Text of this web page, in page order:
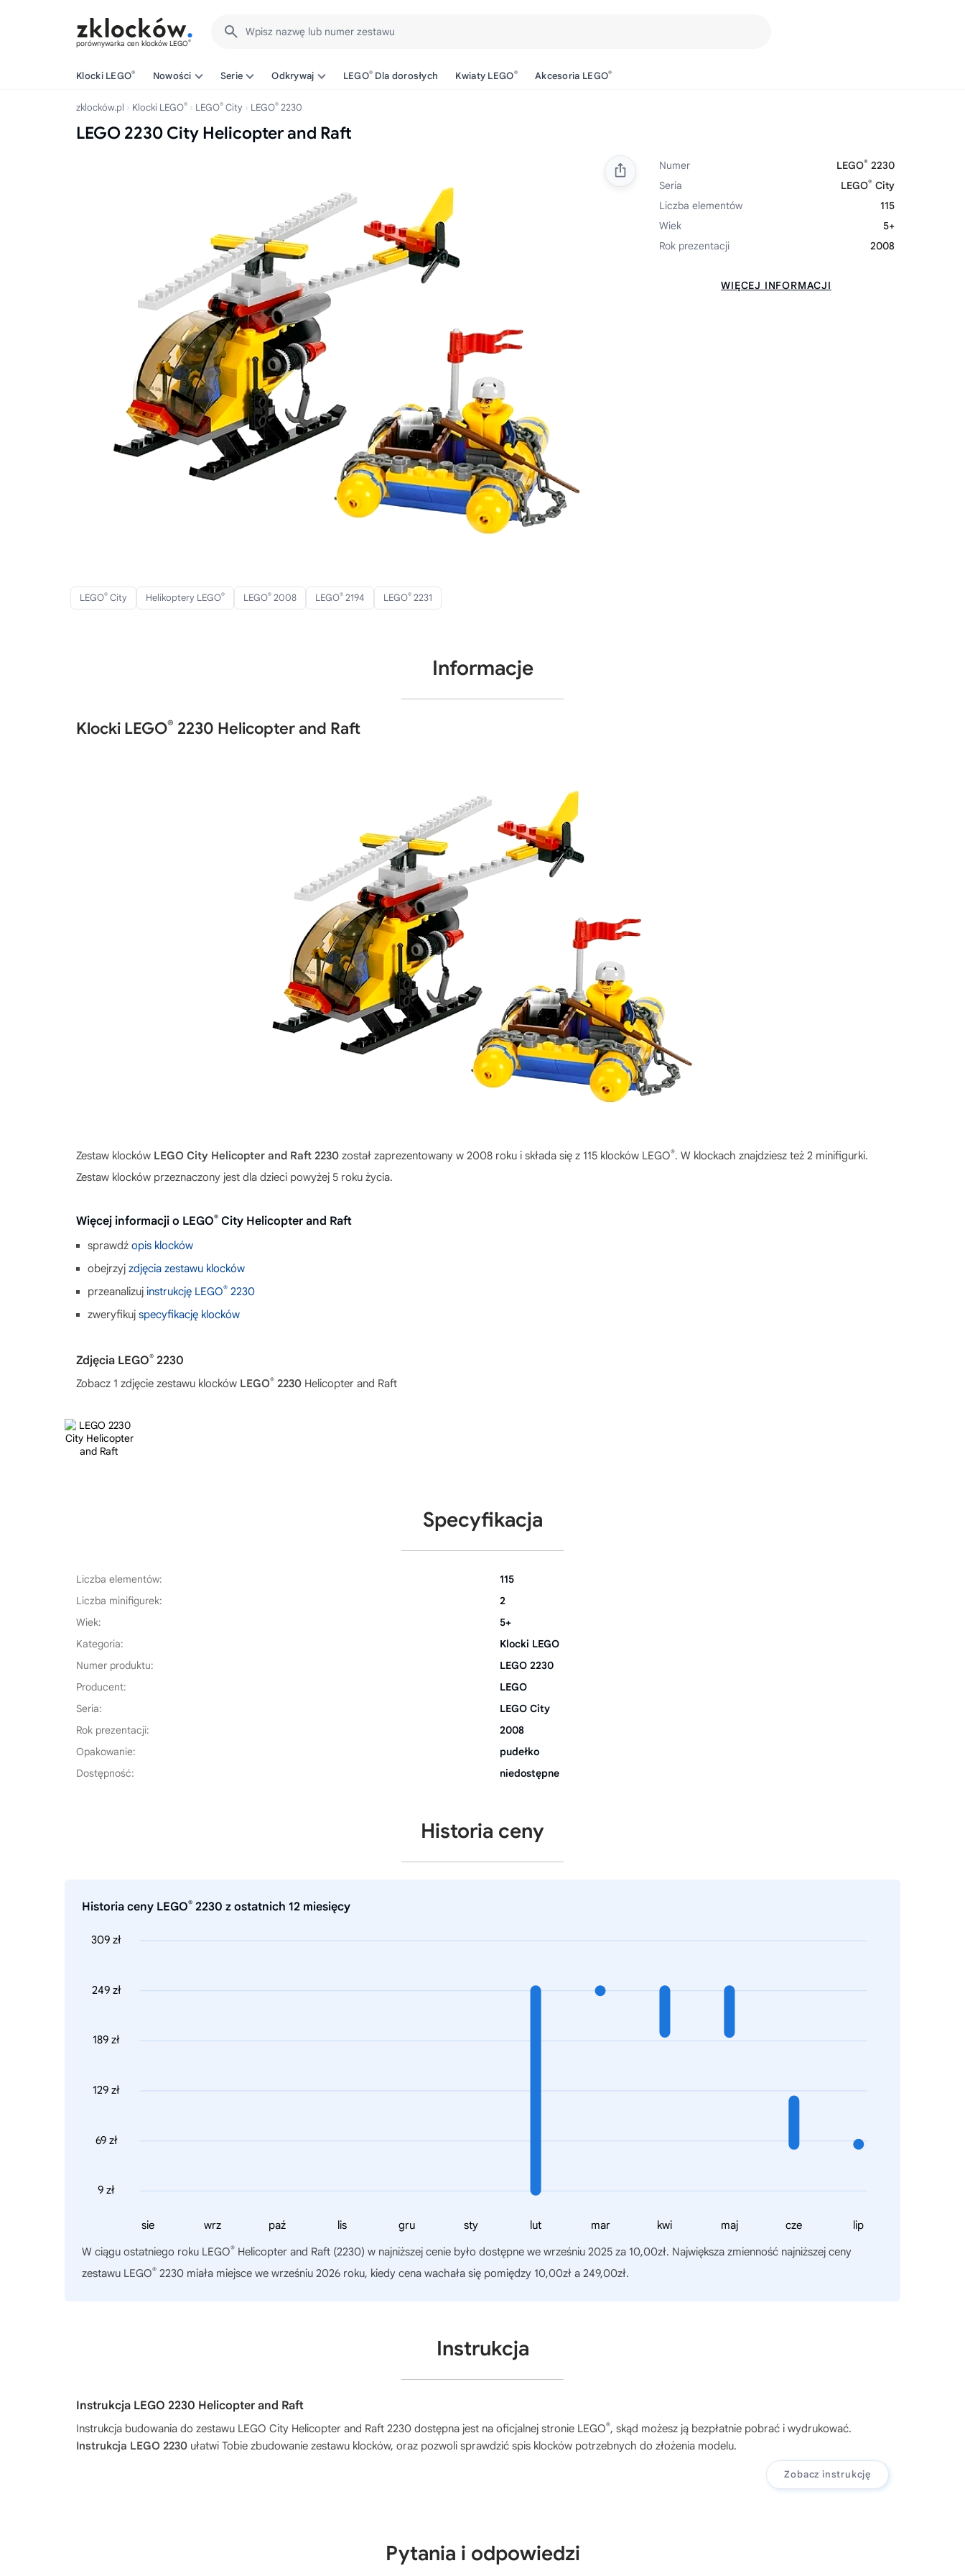
porównywarka cen klocków LEGO®
Wpisz nazwę lub numer zestawu
Klocki LEGO® Nowości Serie Odkrywaj LEGO® Dla dorosłych Kwiaty LEGO® Akcesoria LEGO®
zklocków.pl Klocki LEGO® LEGO® City LEGO® 2230
LEGO 2230 City Helicopter and Raft
Numer LEGO® 2230
Seria
LEGO® City
Liczba elementów
115
Wiek
5+
Rok prezentacji
2008
WIĘCEJ INFORMACJI
LEGO® City Helikoptery LEGO® LEGO® 2008 LEGO® 2194 LEGO® 2231
Informacje
Klocki LEGO® 2230 Helicopter and Raft
Zestaw klocków LEGO City Helicopter and Raft 2230 został zaprezentowany w 2008 roku i składa się z 115 klocków LEGO®. W klockach znajdziesz też 2 minifigurki.
Zestaw klocków przeznaczony jest dla dzieci powyżej 5 roku życia.
Więcej informacji o LEGO® City Helicopter and Raft
sprawdź opis klocków
obejrzyj zdjęcia zestawu klocków
przeanalizuj instrukcję LEGO® 2230
zweryfikuj specyfikację klocków
Zdjęcia LEGO® 2230
Zobacz 1 zdjęcie zestawu klocków LEGO® 2230 Helicopter and Raft
Specyfikacja
Liczba elementów:
115
Liczba minifigurek:
2
Wiek:
5+
Kategoria:
Klocki LEGO
Numer produktu:
LEGO 2230
Producent:
LEGO
Seria:
LEGO City
Rok prezentacji:
2008
Opakowanie:
pudełko
Dostępność:
niedostępne
Historia ceny
Historia ceny LEGO® 2230 z ostatnich 12 miesięcy
309 zł
249 zł
189 zł
129 zł
69 zł
9 zł
lip
cze
maj
kwi
mar
lut
sty
gru
lis
paź
wrz
sie
W ciągu ostatniego roku LEGO® Helicopter and Raft (2230) w najniższej cenie było dostępne we wrześniu 2025 za 10,00zł. Największa zmienność najniższej ceny
zestawu LEGO® 2230 miała miejsce we wrześniu 2026 roku, kiedy cena wachała się pomiędzy 10,00zł a 249,00zł.
Instrukcja
Instrukcja LEGO 2230 Helicopter and Raft
Instrukcja budowania do zestawu LEGO City Helicopter and Raft 2230 dostępna jest na oficjalnej stronie LEGO®, skąd możesz ją bezpłatnie pobrać i wydrukować.
Instrukcja LEGO 2230 ułatwi Tobie zbudowanie zestawu klocków, oraz pozwoli sprawdzić spis klocków potrzebnych do złożenia modelu.
Zobacz instrukcję
Pytania i odpowiedzi